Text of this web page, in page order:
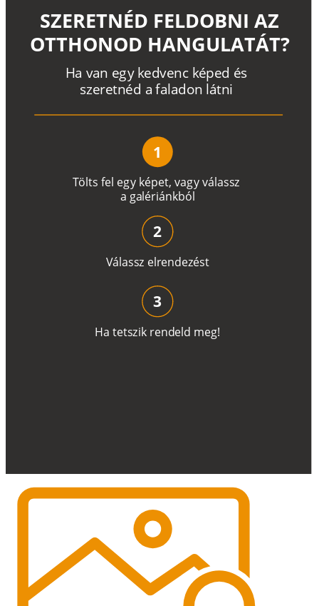
Tölts fel egy képet, vagyválassz
a galériánkból
Ha van egy kedvenc képed és
szeretnéd a faladon látni
SZERETNÉD FELDOBNI AZ
OTTHONOD HANGULATÁT?
1
Válassz elrendezést
2
Ha tetszik rendeld meg!
3